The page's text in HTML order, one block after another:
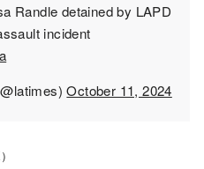
Randle detained by LAPD
incident
October 11, 2024